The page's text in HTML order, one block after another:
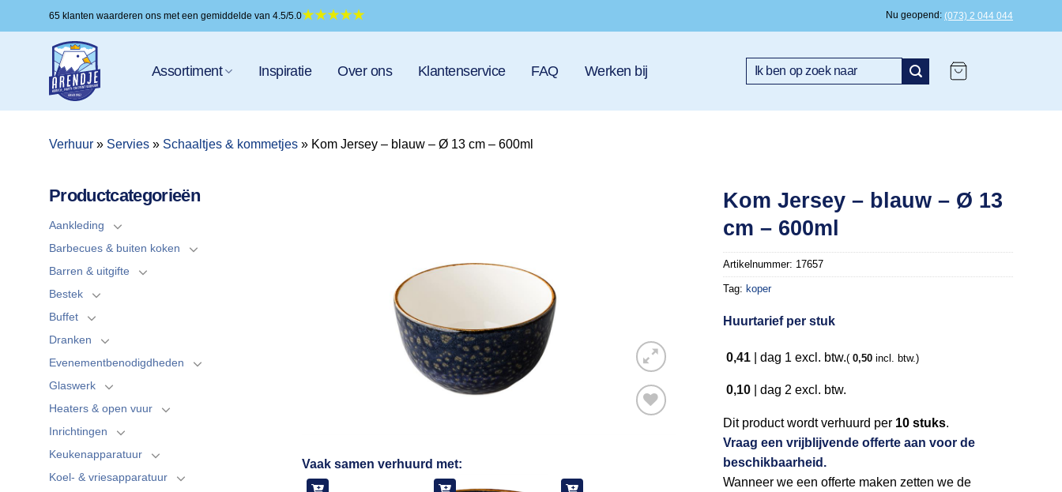
naar
65 klanten waarderen ons met een gemiddelde van 4.5/5.0 Nu geopend (073) 2 044 044
Assortiment Inspiratie Over ons Klantenservice FAQ Werken bij
Zoeken
Verhuur » Servies » Schaaltjes & kommetjes » Kom Jersey – blauw – Ø 13 cm – 600ml
Productcategorieën
Aankleding
Barbecues & buiten koken
Barren & uitgifte
Bestek
Buffet
Dranken
Evenementbenodigdheden
Glaswerk
Heaters & open vuur
Inrichtingen
Keukenapparatuur
Koel- & vriesapparatuur
Vaak samen verhuurd met:
Kom Jersey – blauw – Ø 13
cm – 600ml
Artikelnummer: 17657
Tag: koper
Huurtarief per stuk
0,41 |dag 1 excl. btw.( 0,50 incl. btw.)
0,10 |dag 2 excl. btw.
Dit product wordt verhuurd per 10 stuks.
Vraag een vrijblijvende offerte aan voor de
beschikbaarheid.
Wanneer we een offerte maken zetten we de